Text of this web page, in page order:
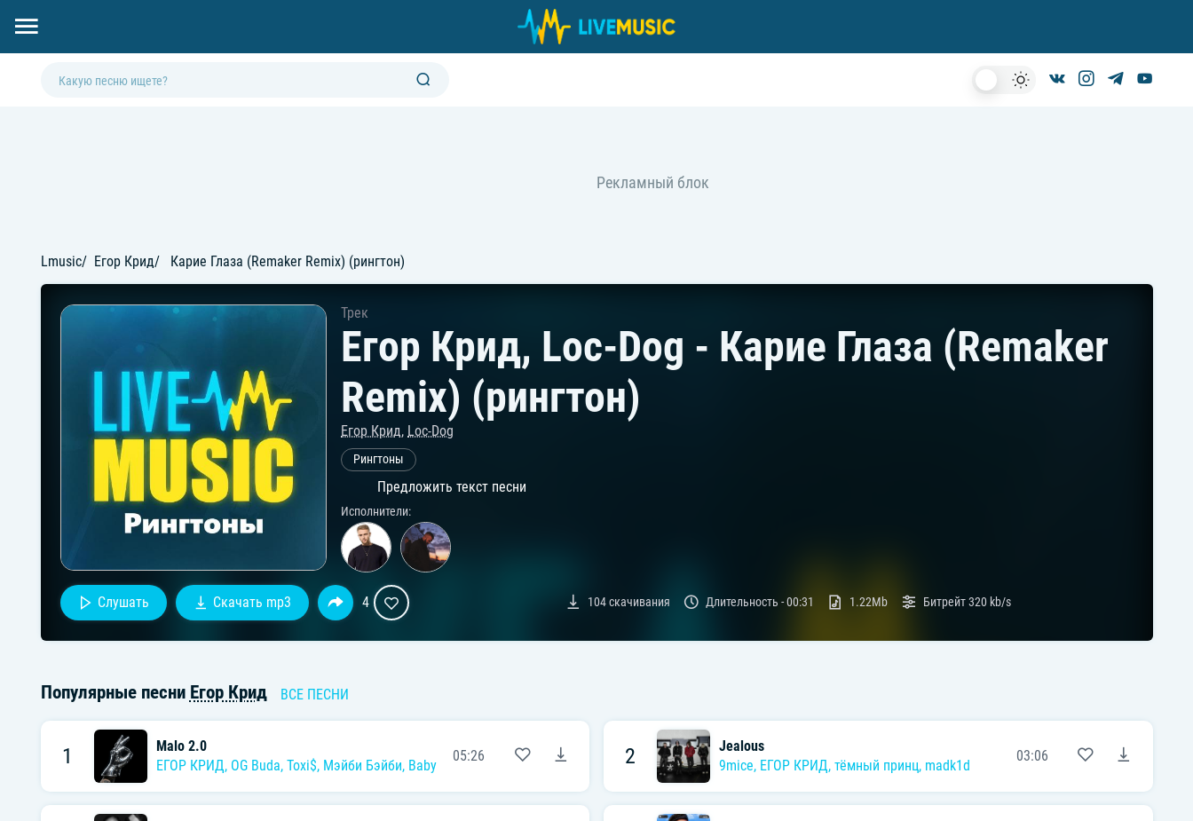
Lmusic Егор Крид Карие Глаза (Remaker Remix) (рингтон)
Трек
Егор Крид, Loc-Dog - Карие Глаза (Remaker
Remix) (рингтон)
Егор Крид, Loc-Dog
Рингтоны
Предложить текст песни
Исполнители:
Слушать Скачать mp3 4 104скачивания Длительность -00:31 1.22Mb Битрейт320 kb/s
Популярные песни Егор Крид ВСЕ ПЕСНИ
1
Malo 2.0
ЕГОР КРИД, OG Buda, Toxi$, Мэйби Бэйби, Baby Cute,Дора madk1d,тёмный принц
05:26 2
Jealous
9mice, ЕГОР КРИД, тёмный принц, madk1d
03:06